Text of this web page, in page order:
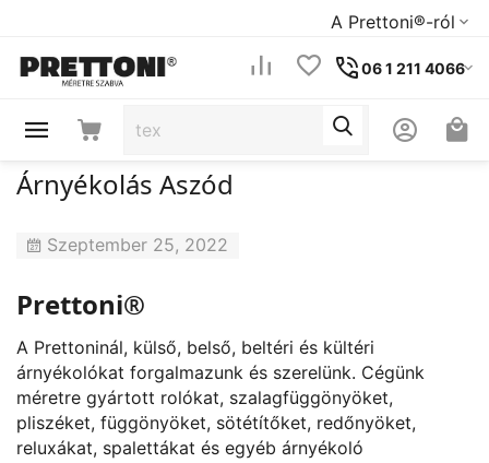
A Prettoni®-ról
06 1 211 4066
Árnyékolás Aszód
Szeptember 25, 2022
Prettoni®
A Prettoninál, külső, belső, beltéri és kültéri
árnyékolókat forgalmazunk és szerelünk. Cégünk
méretre gyártott rolókat, szalagfüggönyöket,
pliszéket, függönyöket, sötétítőket, redőnyöket,
reluxákat, spalettákat és egyéb árnyékoló